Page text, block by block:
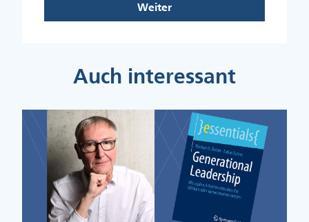
Weiter
Auch interessant